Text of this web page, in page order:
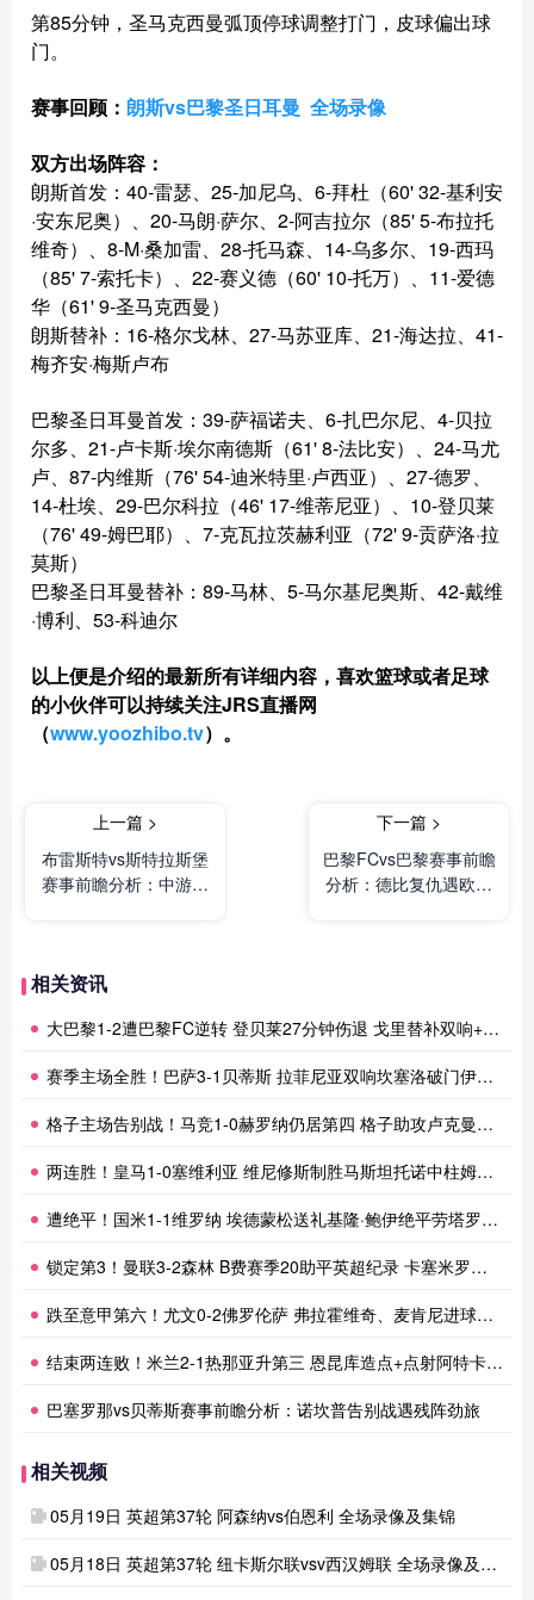
第85分钟，圣马克西曼弧顶停球调整打门，皮球偏出球
门。
赛事回顾： 朗斯vs巴黎圣日耳曼 全场录像
双方出场阵容：
朗斯首发：40-雷瑟、25-加尼乌、6-拜杜（60' 32-基利安
·安东尼奥）、20-马朗·萨尔、2-阿吉拉尔（85' 5-布拉托
维奇）、8-M·桑加雷、28-托马森、14-乌多尔、19-西玛
（85' 7-索托卡）、22-赛义德（60' 10-托万）、11-爱德
华（61' 9-圣马克西曼）
朗斯替补：16-格尔戈林、27-马苏亚库、21-海达拉、41-
梅齐安·梅斯卢布
巴黎圣日耳曼首发：39-萨福诺夫、6-扎巴尔尼、4-贝拉
尔多、21-卢卡斯·埃尔南德斯（61' 8-法比安）、24-马尤
卢、87-内维斯（76' 54-迪米特里·卢西亚）、27-德罗、
14-杜埃、29-巴尔科拉（46' 17-维蒂尼亚）、10-登贝莱
（76' 49-姆巴耶）、7-克瓦拉茨赫利亚（72' 9-贡萨洛·拉
莫斯）
巴黎圣日耳曼替补：89-马林、5-马尔基尼奥斯、42-戴维
·博利、53-科迪尔
以上便是介绍的最新所有详细内容，喜欢篮球或者足球
的小伙伴可以持续关注JRS直播网
（www.yoozhibo.tv）。
上一篇 >
布雷斯特vs斯特拉斯堡
赛事前瞻分析：中游无
下一篇 >
巴黎FCvs巴黎赛事前瞻
分析：德比复仇遇欧冠
相关资讯
大巴黎1-2遭巴黎FC逆转 登贝莱27分钟伤退 戈里替补双响+读秒绝杀
赛季主场全胜！巴萨3-1贝蒂斯 拉菲尼亚双响坎塞洛破门伊斯科点射
格子主场告别战！马竞1-0赫罗纳仍居第四 格子助攻卢克曼制胜球
两连胜！皇马1-0塞维利亚 维尼修斯制胜马斯坦托诺中柱姆总失良机
遭绝平！国米1-1维罗纳 埃德蒙松送礼基隆·鲍伊绝平劳塔罗失良机
锁定第3！曼联3-2森林 B费赛季20助平英超纪录 卡塞米罗主场告别
跌至意甲第六！尤文0-2佛罗伦萨 弗拉霍维奇、麦肯尼进球被吹
结束两连败！米兰2-1热那亚升第三 恩昆库造点+点射阿特卡梅破门
巴塞罗那vs贝蒂斯赛事前瞻分析：诺坎普告别战遇残阵劲旅
相关视频
05月19日 英超第37轮 阿森纳vs伯恩利 全场录像及集锦
05月18日 英超第37轮 纽卡斯尔联vsv西汉姆联 全场录像及集锦